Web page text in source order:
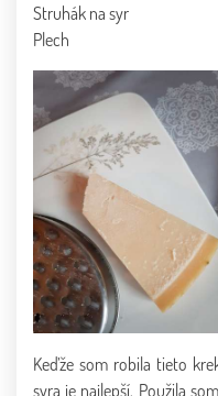
Struhák na syr
Plech
Keďže som robila tieto
syra je najlepší. Použila